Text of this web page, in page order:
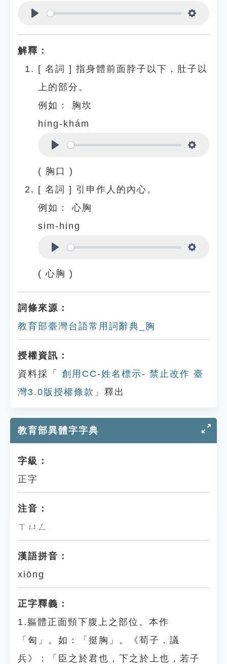
解釋：
[ 名詞 ] 指身體前面脖子以下，肚子以
上的部分。
例如：
胸坎
hing-khám
( 胸口 )
[ 名詞 ] 引申作人的內心。
例如：
心胸
sim-hing
( 心胸 )
詞條來源：
教育部臺灣台語常用詞辭典_胸
授權資訊：
資料採「
創用CC-姓名標示- 禁止改作 臺
灣3.0版授權條款 」釋出
教育部異體字字典
字級：
正字
注音：
ㄒㄩㄥ
漢語拼音：
xiōng
正字釋義：
1.軀體正面頸下腹上之部位。本作
「匈」。如：「挺胸」。《荀子．議
兵》：「臣之於君也，下之於上也，若子